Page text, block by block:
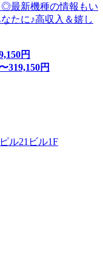
最新機種の情報もい
たに♪高収入＆嬉し
円
319,150円
ル21ビル1F